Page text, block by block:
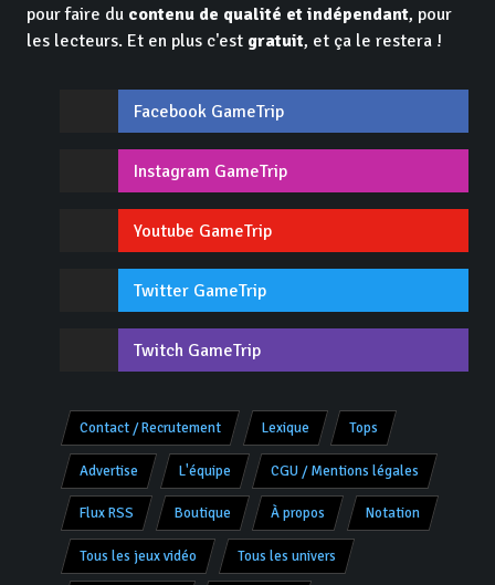
pour faire du contenu de qualité et indépendant, pour
les lecteurs. Et en plus c'est gratuit, et ça le restera !
Facebook GameTrip
Instagram GameTrip
Youtube GameTrip
Twitter GameTrip
Twitch GameTrip
Contact / Recrutement Lexique Tops
Advertise L'équipe CGU / Mentions légales
Flux RSS Boutique À propos Notation
Tous les jeux vidéo Tous les univers